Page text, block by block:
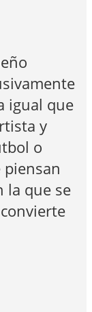
igual que
y
o
piensan
la que se